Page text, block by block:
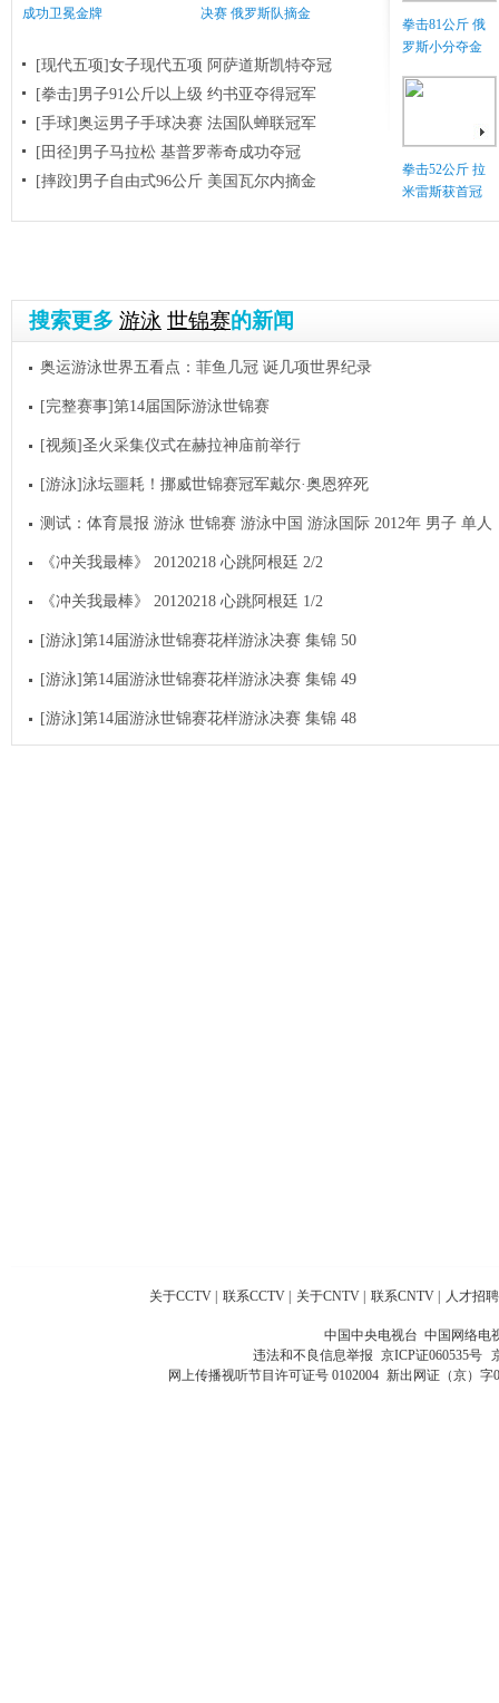
成功卫冕金牌
决赛 俄罗斯队摘金
[现代五项]女子现代五项 阿萨道斯凯特夺冠
[拳击]男子91公斤以上级 约书亚夺得冠军
[手球]奥运男子手球决赛 法国队蝉联冠军
[田径]男子马拉松 基普罗蒂奇成功夺冠
[摔跤]男子自由式96公斤 美国瓦尔内摘金
拳击81公斤 俄
罗斯小分夺金
拳击52公斤 拉
米雷斯获首冠
搜索更多 游泳 世锦赛的新闻
奥运游泳世界五看点：菲鱼几冠 诞几项世界纪录
[完整赛事]第14届国际游泳世锦赛
[视频]圣火采集仪式在赫拉神庙前举行
[游泳]泳坛噩耗！挪威世锦赛冠军戴尔·奥恩猝死
测试：体育晨报 游泳 世锦赛 游泳中国 游泳国际 2012年 男子 单人
《冲关我最棒》 20120218 心跳阿根廷 2/2
《冲关我最棒》 20120218 心跳阿根廷 1/2
[游泳]第14届游泳世锦赛花样游泳决赛 集锦 50
[游泳]第14届游泳世锦赛花样游泳决赛 集锦 49
[游泳]第14届游泳世锦赛花样游泳决赛 集锦 48
关于CCTV 联系CCTV 关于CNTV 联系CNTV 人才招聘
中国中央电视台 中国网络电
违法和不良信息举报 京ICP证060535号
网上传播视听节目许可证号 0102004 新出网证（京）